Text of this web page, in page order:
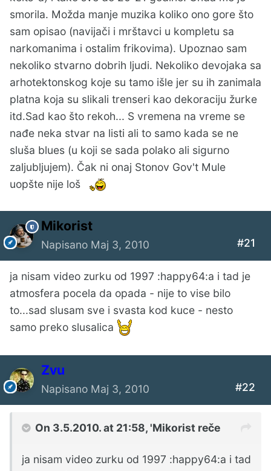
smorila. Možda manje muzika koliko ono gore što
sam opisao (navijači i mrštavci u kompletu sa
narkomanima i ostalim frikovima). Upoznao sam
nekoliko stvarno dobrih ljudi. Nekoliko devojaka sa
arhotektonskog koje su tamo išle jer su ih zanimala
platna koja su slikali trenseri kao dekoraciju žurke
itd.Sad kao što rekoh... S vremena na vreme se
nađe neka stvar na listi ali to samo kada se ne
sluša blues (u koji se sada polako ali sigurno
zaljubljujem). Čak ni onaj Stonov Gov't Mule
uopšte nije loš
Mikorist
Napisano Maj 3, 2010 #21
ja nisam video zurku od 1997 :happy64:a i tad je
atmosfera pocela da opada - nije to vise bilo
to...sad slusam sve i svasta kod kuce - nesto
samo preko slusalica
Zvu
Napisano Maj 3, 2010 #22
On 3.5.2010. at 21:58, 'Mikorist reče
ja nisam video zurku od 1997 :happy64:a i tad